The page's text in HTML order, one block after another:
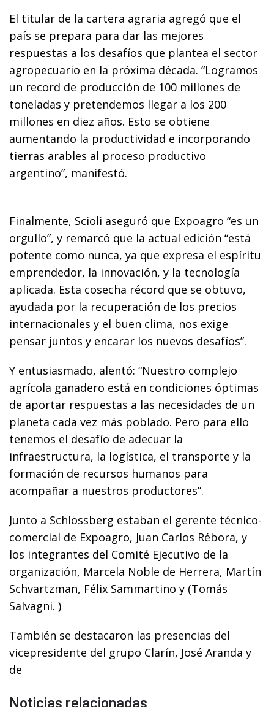
El titular de la cartera agraria agregó que el
país se prepara para dar las mejores
respuestas a los desafíos que plantea el sector
agropecuario en la próxima década. “Logramos
un record de producción de 100 millones de
toneladas y pretendemos llegar a los 200
millones en diez años. Esto se obtiene
aumentando la productividad e incorporando
tierras arables al proceso productivo
argentino”, manifestó.
Finalmente, Scioli aseguró que Expoagro “es un
orgullo”, y remarcó que la actual edición “está
potente como nunca, ya que expresa el espíritu
emprendedor, la innovación, y la tecnología
aplicada. Esta cosecha récord que se obtuvo,
ayudada por la recuperación de los precios
internacionales y el buen clima, nos exige
pensar juntos y encarar los nuevos desafíos”.
Y entusiasmado, alentó: “Nuestro complejo
agrícola ganadero está en condiciones óptimas
de aportar respuestas a las necesidades de un
planeta cada vez más poblado. Pero para ello
tenemos el desafío de adecuar la
infraestructura, la logística, el transporte y la
formación de recursos humanos para
acompañar a nuestros productores”.
Junto a Schlossberg estaban el gerente técnico-
comercial de Expoagro, Juan Carlos Rébora, y
los integrantes del Comité Ejecutivo de la
organización, Marcela Noble de Herrera, Martín
Schvartzman, Félix Sammartino y (Tomás
Salvagni. )
También se destacaron las presencias del
vicepresidente del grupo Clarín, José Aranda y
de
Noticias relacionadas